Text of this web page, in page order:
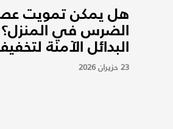
هل يمكن تمويت
الضرس في
البدائل الآمنة
23 حزيران 2026